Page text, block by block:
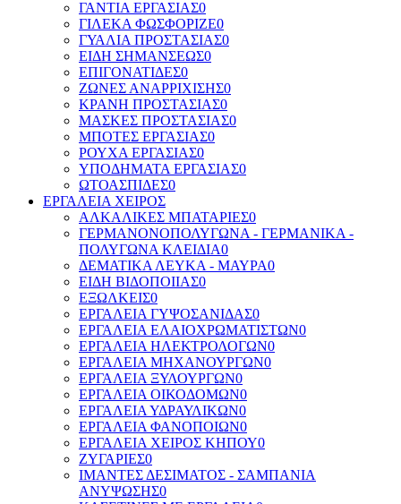
ΓΑΝΤΙΑ ΕΡΓΑΣΙΑΣ0
ΓΙΛΕΚΑ ΦΩΣΦΟΡΙΖΕ0
ΓΥΑΛΙΑ ΠΡΟΣΤΑΣΙΑΣ0
ΕΙΔΗ ΣΗΜΑΝΣΕΩΣ0
ΕΠΙΓΟΝΑΤΙΔΕΣ0
ΖΩΝΕΣ ΑΝΑΡΡΙΧΙΣΗΣ0
ΚΡΑΝΗ ΠΡΟΣΤΑΣΙΑΣ0
ΜΑΣΚΕΣ ΠΡΟΣΤΑΣΙΑΣ0
ΜΠΟΤΕΣ ΕΡΓΑΣΙΑΣ0
ΡΟΥΧΑ ΕΡΓΑΣΙΑΣ0
ΥΠΟΔΗΜΑΤΑ ΕΡΓΑΣΙΑΣ0
ΩΤΟΑΣΠΙΔΕΣ0
ΕΡΓΑΛΕΙΑ ΧΕΙΡΟΣ
ΑΛΚΑΛΙΚΕΣ ΜΠΑΤΑΡΙΕΣ0
ΓΕΡΜΑΝΟΝΟΠΟΛΥΓΩΝΑ - ΓΕΡΜΑΝΙΚΑ -
ΠΟΛΥΓΩΝΑ ΚΛΕΙΔΙΑ0
ΔΕΜΑΤΙΚΑ ΛΕΥΚΑ - ΜΑΥΡΑ0
ΕΙΔΗ ΒΙΔΟΠΟΙΙΑΣ0
ΕΞΩΛΚΕΙΣ0
ΕΡΓΑΛΕΙΑ ΓΥΨΟΣΑΝΙΔΑΣ0
ΕΡΓΑΛΕΙΑ ΕΛΑΙΟΧΡΩΜΑΤΙΣΤΩΝ0
ΕΡΓΑΛΕΙΑ ΗΛΕΚΤΡΟΛΟΓΩΝ0
ΕΡΓΑΛΕΙΑ ΜΗΧΑΝΟΥΡΓΩΝ0
ΕΡΓΑΛΕΙΑ ΞΥΛΟΥΡΓΩΝ0
ΕΡΓΑΛΕΙΑ ΟΙΚΟΔΟΜΩΝ0
ΕΡΓΑΛΕΙΑ ΥΔΡΑΥΛΙΚΩΝ0
ΕΡΓΑΛΕΙΑ ΦΑΝΟΠΟΙΩΝ0
ΕΡΓΑΛΕΙΑ ΧΕΙΡΟΣ ΚΗΠΟΥ0
ΖΥΓΑΡΙΕΣ0
ΙΜΑΝΤΕΣ ΔΕΣΙΜΑΤΟΣ - ΣΑΜΠΑΝΙΑ
ΑΝΥΨΩΣΗΣ0